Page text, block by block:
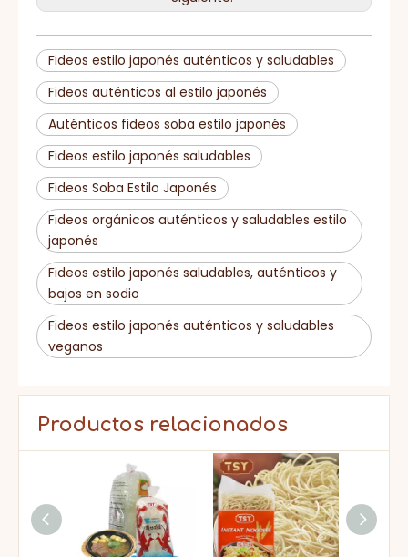
Certificado HACCP, BRC, IFS,
HALAL, KOSHER, ISO
Fideos estilo japonés auténticos y saludables
Fideos auténticos al estilo japonés
Auténticos fideos soba estilo japonés
Fideos estilo japonés saludables
Fideos Soba Estilo Japonés
Fideos orgánicos auténticos y saludables estilo
japonés
Fideos estilo japonés saludables, auténticos y
bajos en sodio
Fideos estilo japonés auténticos y saludables
veganos
Productos relacionados